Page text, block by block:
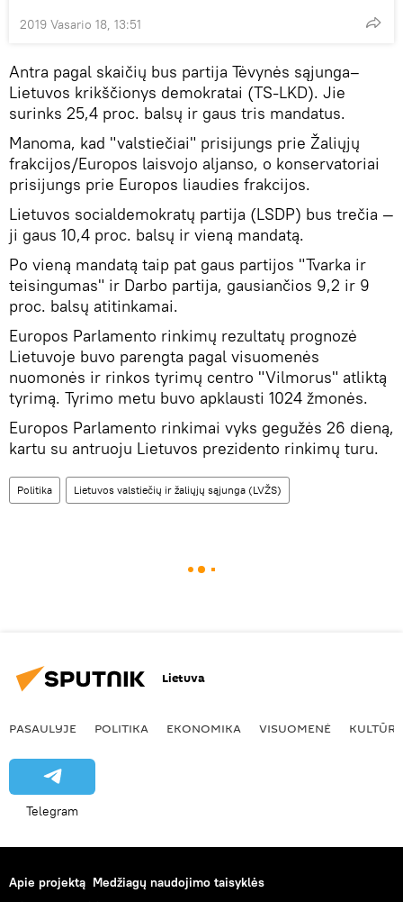
2019 Vasario 18, 13:51
Antra pagal skaičių bus partija Tėvynės sąjunga–
Lietuvos krikščionys demokratai (TS-LKD). Jie
surinks 25,4 proc. balsų ir gaus tris mandatus.
Manoma, kad "valstiečiai" prisijungs prie Žaliųjų
frakcijos/Europos laisvojo aljanso, o konservatoriai
prisijungs prie Europos liaudies frakcijos.
Lietuvos socialdemokratų partija (LSDP) bus trečia —
ji gaus 10,4 proc. balsų ir vieną mandatą.
Po vieną mandatą taip pat gaus partijos "Tvarka ir
teisingumas" ir Darbo partija, gausiančios 9,2 ir 9
proc. balsų atitinkamai.
Europos Parlamento rinkimų rezultatų prognozė
Lietuvoje buvo parengta pagal visuomenės
nuomonės ir rinkos tyrimų centro "Vilmorus" atliktą
tyrimą. Tyrimo metu buvo apklausti 1024 žmonės.
Europos Parlamento rinkimai vyks gegužės 26 dieną,
kartu su antruoju Lietuvos prezidento rinkimų turu.
Politika Lietuvos valstiečių ir žaliųjų sąjunga (LVŽS)
Lietuva
PASAULYJE POLITIKA EKONOMIKA VISUOMENĖ KULTŪRA
Telegram
Apie projektą Medžiagų naudojimo taisyklės